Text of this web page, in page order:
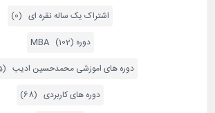
اشتراک یک ساله نقره ای (0)
دوره MBA (102)
دوره های اموزشی محمدحسین ادیب (165)
دوره های کاربردی (68)